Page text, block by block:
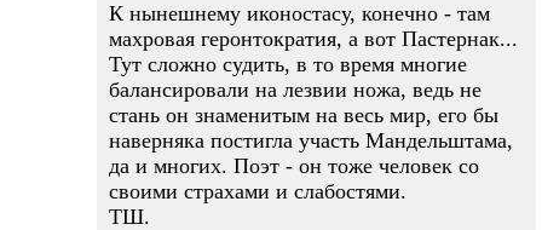
К нынешнему иконостасу, конечно - там
махровая геронтократия, а вот Пастернак...
Тут сложно судить, в то время многие
балансировали на лезвии ножа, ведь не
стань он знаменитым на весь мир, его бы
наверняка постигла участь Мандельштама,
да и многих. Поэт - он тоже человек со
своими страхами и слабостями.
ТШ.